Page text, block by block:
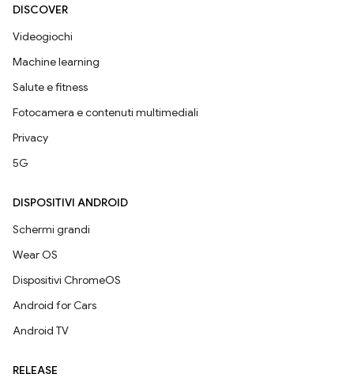
DISCOVER
Videogiochi
Machine learning
Salute e fitness
Fotocamera e contenuti multimediali
Privacy
5G
DISPOSITIVI ANDROID
Schermi grandi
Wear OS
Dispositivi ChromeOS
Android for Cars
Android TV
RELEASE